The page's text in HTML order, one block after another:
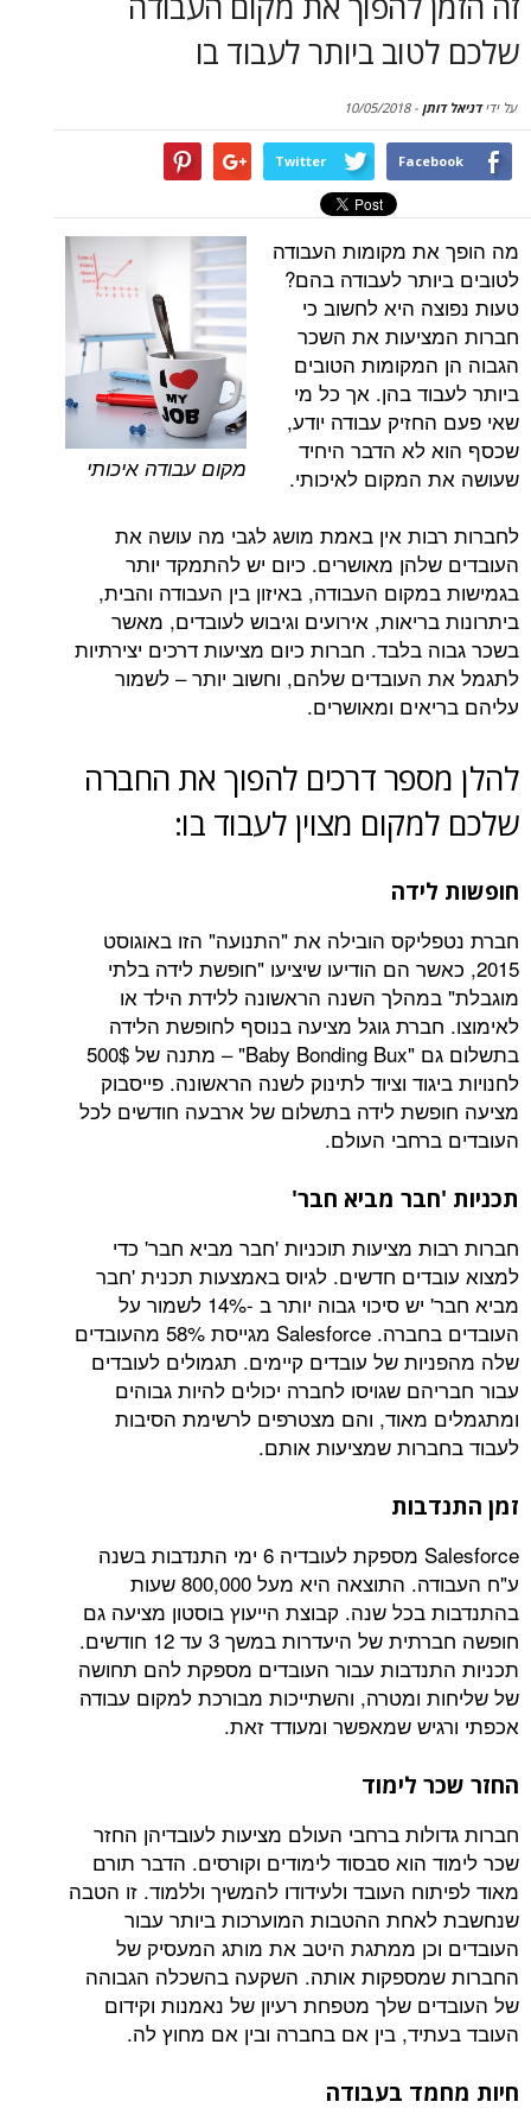
ביותר לעבוד בו
-
10/05/2018
Twitter
מקום עבודה איכותי
מקומות העבודה
לעבודה בהם?
היא לחשוב כי
את השכר
הטובים
בהן. אך כל מי
עבודה יודע,
הדבר היחיד
לאיכותי.
אין באמת מושג לגבי מה עושה את
מאושרים. כיום יש להתמקד יותר
העבודה, באיזון בין העבודה והבית,
אירועים וגיבוש לעובדים, מאשר
בלבד. חברות כיום מציעות דרכים יצירתיות
שלהם, וחשוב יותר – לשמור
ומאושרים.
דרכים להפוך את החברה
מצוין לעבוד בו:
הובילה את "התנועה" הזו באוגוסט
כאשר הם הודיעו שיציעו "חופשת לידה בלתי
השנה הראשונה ללידת הילד או
גוגל מציעה בנוסף לחופשת הלידה
בתשלום גם "Baby Bonding Bux" – מתנה של 500$
וציוד לתינוק לשנה הראשונה. פייסבוק
לידה בתשלום של ארבעה חודשים לכל
העולם.
מביא חבר'
מציעות תוכניות 'חבר מביא חבר' כדי
חדשים. לגיוס באמצעות תכנית 'חבר
מביא חבר' יש סיכוי גבוה יותר ב -14% לשמור על
העובדים בחברה. Salesforce מגייסת 58% מהעובדים
של עובדים קיימים. תגמולים לעובדים
שגויסו לחברה יכולים להיות גבוהים
מאוד, והם מצטרפים לרשימת הסיבות
שמציעות אותם.
Salesforce מספקת לעובדיה 6 ימי התנדבות בשנה
ע"ח העבודה. התוצאה היא מעל 800,000 שעות
שנה. קבוצת הייעוץ בוסטון מציעה גם
חופשה חברתית של היעדרות במשך 3 עד 12 חודשים.
עבור העובדים מספקת להם תחושה
ומטרה, והשתייכות מבורכת למקום עבודה
שמאפשר ומעודד זאת.
לימוד
ברחבי העולם מציעות לעובדיהן החזר
הוא סבסוד לימודים וקורסים. הדבר תורם
העובד ולעידודו להמשיך וללמוד. זו הטבה
ההטבות המוערכות ביותר עבור
ממתגת היטב את מותג המעסיק של
אותה. השקעה בהשכלה הגבוהה
שלך מטפחת רעיון של נאמנות וקידום
בין אם בחברה ובין אם מחוץ לה.
בעבודה